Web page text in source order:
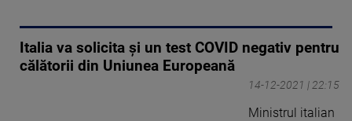
Italia va solicita și un test COVID negativ pentru
călătorii din Uniunea Europeană
14-12-2021 | 22:15
Ministrul italian